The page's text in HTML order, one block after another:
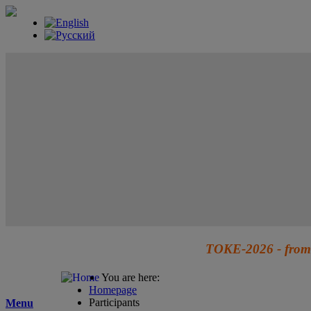
TOKE-2026 -
Menu
You are here:
Homepage
Participants